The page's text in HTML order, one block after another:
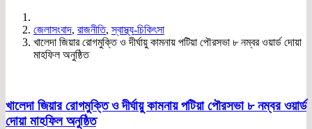
জেলাসংবাদ, রাজনীতি,স্বাস্থ্য-চিকিৎসা
খালেদা জিয়ার রোগমুক্তি ও দীর্ঘায়ু কামনায় পটিয়া পৌরসভা ৮ নম্বর ওয়ার্ড দোয়া
মাহফিল অনুষ্ঠিত
খালেদা জিয়ার রোগমুক্তি ও দীর্ঘায়ু কামনায় পটিয়া পৌরসভা ৮ নম্বর ওয়ার্ড
দোয়া মাহফিল অনুষ্ঠিত